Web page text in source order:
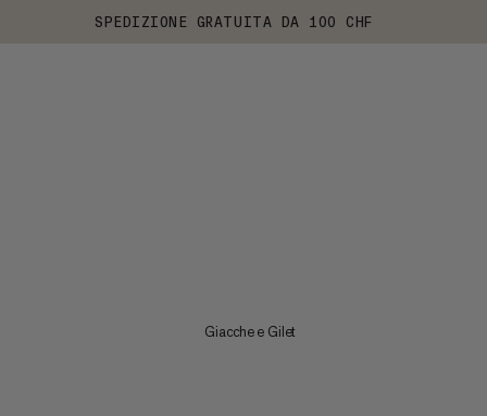
SPEDIZIONE GRATUITA DA 100 CHF
Giacche e Gilet